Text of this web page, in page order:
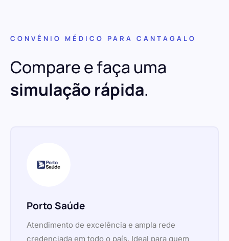
CONVÊNIO MÉDICO PARA CANTAGALO
Compare e faça uma
simulação rápida.
Porto Saúde
Atendimento de excelência e ampla rede
credenciada em todo o país. Ideal para quem